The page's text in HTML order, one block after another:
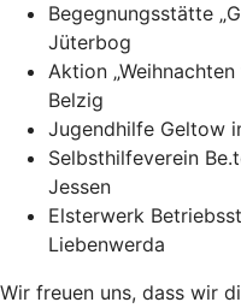
Begegnungsstätte
Jüterbog
Aktion
Belzig
Jugendhilfe Geltow
Selbsthilfeverein
Jessen
Elsterwerk
Liebenwerda
Wir freuen uns, dass wir